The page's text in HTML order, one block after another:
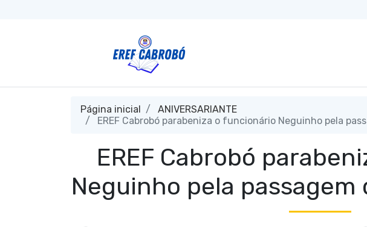
Página inicial
ANIVERSARIANTE
EREF Cabrobó parabeniza o funcionário Neguinho pela
EREF Cabrobó
Neguinho pela passagem